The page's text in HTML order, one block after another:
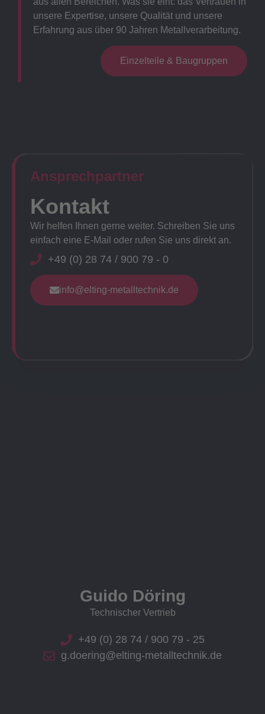
unsere Expertise, unsere Qualität und unsere
Erfahrung aus über 90 Jahren Metallverarbeitung.
Einzelteile & Baugruppen
Ansprechpartner​
Kontakt
Wir helfen Ihnen gerne weiter. Schreiben Sie uns
einfach eine E-Mail oder rufen Sie uns direkt an.
+49 (0) 28 74 / 900 79 - 0
info@elting-metalltechnik.de
Guido Döring
Technischer Vertrieb
+49 (0) 28 74 / 900 79 - 25
g.doering@elting-metalltechnik.de